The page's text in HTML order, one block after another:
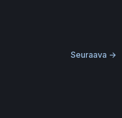
Seuraava →